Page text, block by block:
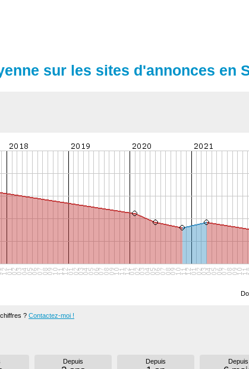
sur les sites d'annonces en
? Contactez-moi !
Depuis Depuis Depuis